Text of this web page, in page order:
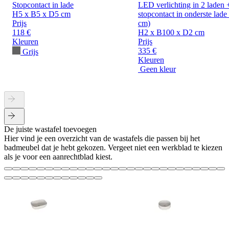
Stopcontact in lade
H5 x B5 x D5 cm
Prijs
118 €
Kleuren
Grijs
LED verlichting in 2 laden
stopcontact in onderste
cm)
H2 x B100 x D2 cm
Prijs
335 €
Kleuren
Geen kleur
De juiste wastafel toevoegen
Hier vind je een overzicht van de wastafels die passen bij het
badmeubel dat je hebt gekozen. Vergeet niet een werkblad te kiezen
als je voor een aanrechtblad kiest.